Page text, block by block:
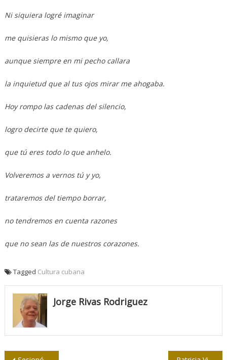
Ni siquiera logré imaginar
me quisieras lo mismo que yo,
aunque siempre en mi pecho callara
la inquietud que al tus ojos mirar me ahogaba.
Hoy rompo las cadenas del silencio,
logro decirte que te quiero,
que tú eres todo lo que anhelo.
Volveremos a vernos tú y yo,
trataremos del tiempo borrar,
no tendremos en cuenta razones
que no sean las de nuestros corazones.
Tagged Cultura cubana
Jorge Rivas Rodriguez